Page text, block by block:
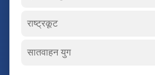
राष्ट्रकूट
सातवाहन युग